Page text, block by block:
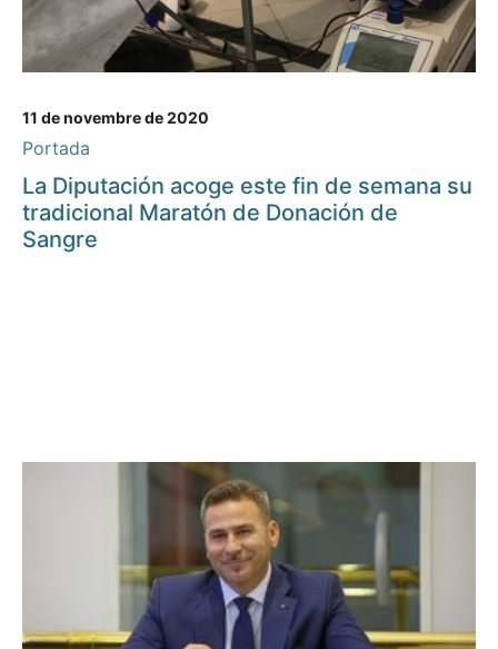
11 de novembre de 2020
Portada
La Diputación acoge este fin de semana su
tradicional Maratón de Donación de
Sangre